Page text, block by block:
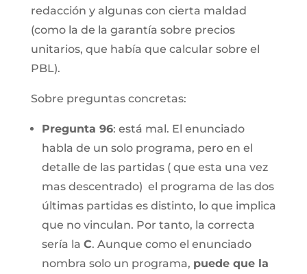
redacción y algunas con cierta maldad
(como la de la garantía sobre precios
unitarios, que había que calcular sobre el
PBL).
Sobre preguntas concretas:
Pregunta 96: está mal. El enunciado
habla de un solo programa, pero en el
detalle de las partidas ( que esta una vez
mas descentrado) el programa de las dos
últimas partidas es distinto, lo que implica
que no vinculan. Por tanto, la correcta
sería la C. Aunque como el enunciado
nombra solo un programa, puede que la